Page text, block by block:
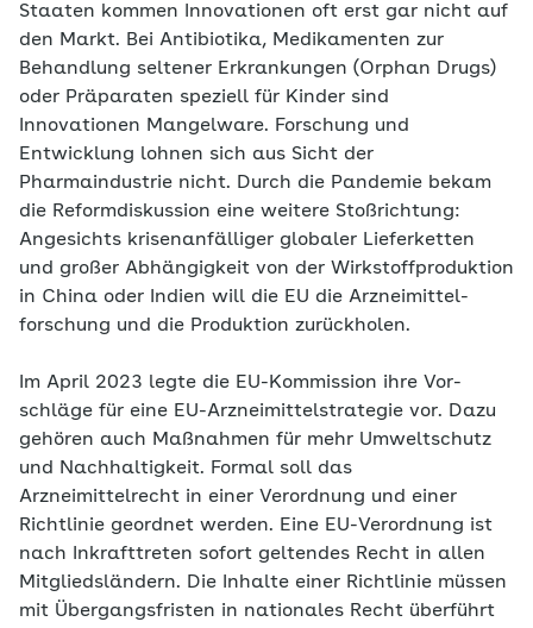
Staaten kommen Innovationen oft erst gar nicht auf
den Markt. Bei Antibiotika, Medikamenten zur
Behandlung seltener Erkrankungen (Orphan Drugs)
oder Präparaten speziell für Kinder sind
Innovationen Mangelware. Forschung und
Entwicklung lohnen sich aus Sicht der
Pharmaindustrie nicht. Durch die Pandemie bekam
die Reformdiskussion eine weitere Stoßrichtung:
Angesichts krisenanfälliger globaler Lieferketten
und großer Abhängigkeit von der Wirkstoffproduktion
in China oder Indien will die EU die Arzneimittel­
forschung und die Produktion zurückholen.
Im April 2023 legte die EU-Kommission ihre Vor­
schläge für eine EU-Arzneimittelstrategie vor. Dazu
gehören auch Maßnahmen für mehr Umweltschutz
und Nachhaltigkeit. Formal soll das
Arzneimittelrecht in einer Verordnung und einer
Richtlinie geordnet werden. Eine EU-Verordnung ist
nach Inkrafttreten sofort geltendes Recht in allen
Mitgliedsländern. Die Inhalte einer Richtlinie müssen
mit Übergangsfristen in nationales Recht überführt